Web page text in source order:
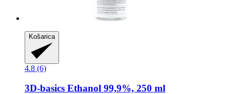
Košarica
4.8 (6)
3D-basics Ethanol 99,9%, 250 ml